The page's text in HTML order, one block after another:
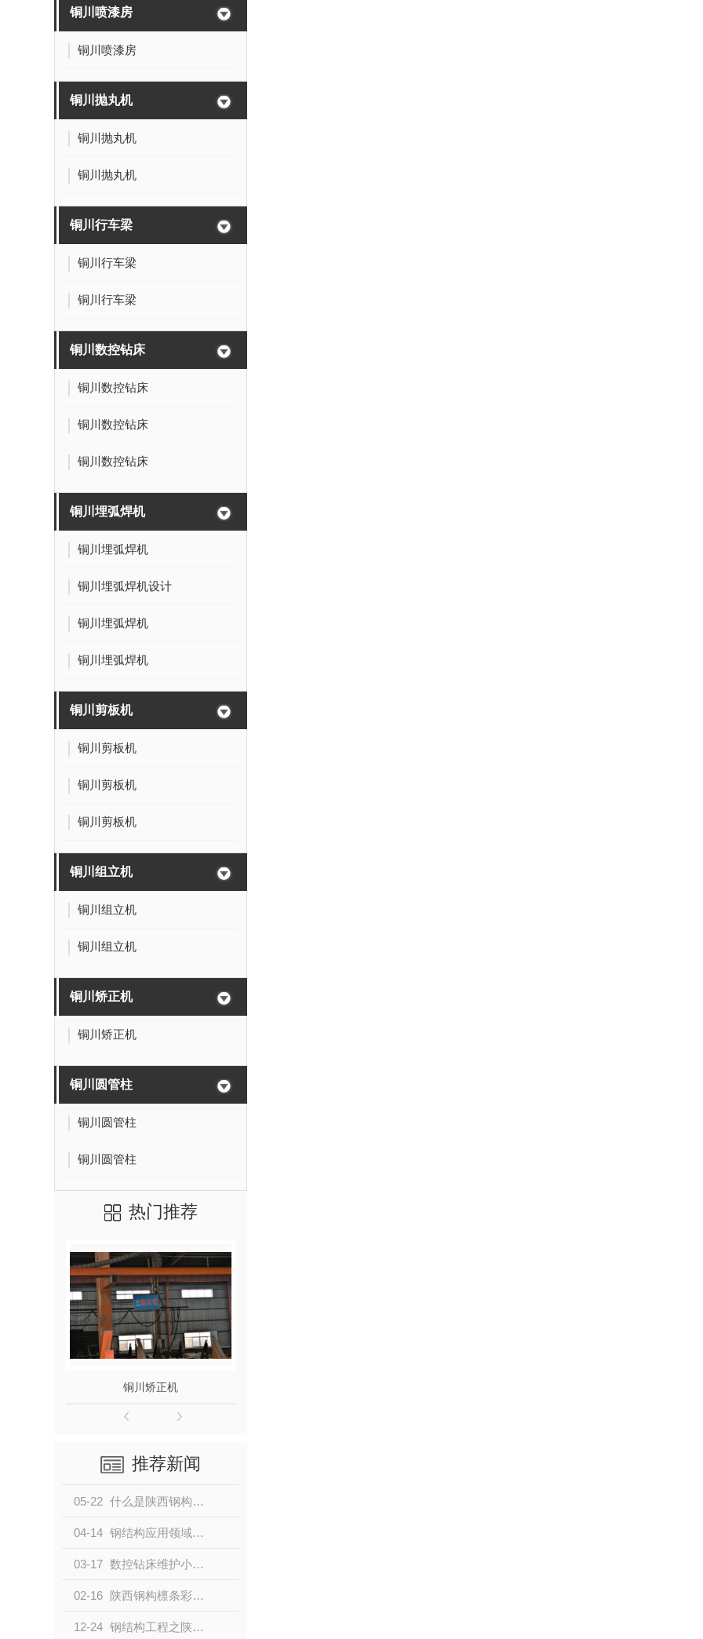
铜川喷漆房
铜川喷漆房
铜川抛丸机
铜川抛丸机
铜川抛丸机
铜川行车梁
铜川行车梁
铜川行车梁
铜川数控钻床
铜川数控钻床
铜川数控钻床
铜川数控钻床
铜川埋弧焊机
铜川埋弧焊机
铜川埋弧焊机设计
铜川埋弧焊机
铜川埋弧焊机
铜川剪板机
铜川剪板机
铜川剪板机
铜川剪板机
铜川组立机
铜川组立机
铜川组立机
铜川矫正机
铜川矫正机
铜川圆管柱
铜川圆管柱
铜川圆管柱
热门推荐
铜川矫正机
推荐新闻
05-22 什么是陕西钢构檩条彩板？
04-14 钢结构应用领域有哪些
03-17 数控钻床维护小知识你了解过吗？
02-16 陕西钢构檩条彩板厂家浅说彩钢压瓦机主要特点
12-24 钢结构工程之陕西钢结构平台